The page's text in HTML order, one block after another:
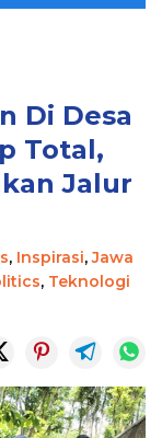
Di Desa
Total,
Jalur
, Inspirasi,Jawa
, Teknologi